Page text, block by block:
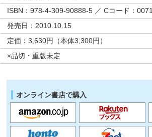
ISBN：978-4-309-90888-5 ／ Cコード：0071
発売日：2010.10.15
定価：3,630円（本体3,300円）
×品切・重版未定
オンライン書店で購入